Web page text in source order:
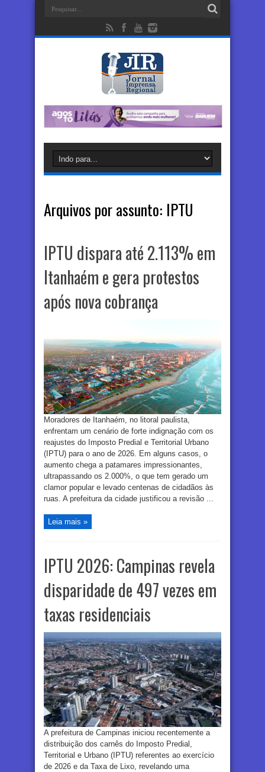
Arquivos por assunto: IPTU
IPTU dispara até 2.113% em
Itanhaém e gera protestos
após nova cobrança
Moradores de Itanhaém, no litoral paulista,
enfrentam um cenário de forte indignação com os
reajustes do Imposto Predial e Territorial Urbano
(IPTU) para o ano de 2026. Em alguns casos, o
aumento chega a patamares impressionantes,
ultrapassando os 2.000%, o que tem gerado um
clamor popular e levado centenas de cidadãos às
ruas. A prefeitura da cidade justificou a revisão ...
Leia mais »
IPTU 2026: Campinas revela
disparidade de 497 vezes em
taxas residenciais
A prefeitura de Campinas iniciou recentemente a
distribuição dos carnês do Imposto Predial,
Territorial e Urbano (IPTU) referentes ao exercício
de 2026 e da Taxa de Lixo, revelando uma